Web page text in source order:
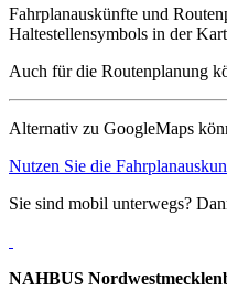
Fahrplanauskünfte und
Haltestellensymbols in der
Auch für die Routenplanung
Alternativ zu GoogleMaps
Nutzen Sie die
Sie sind mobil unterwegs?
NAHBUS